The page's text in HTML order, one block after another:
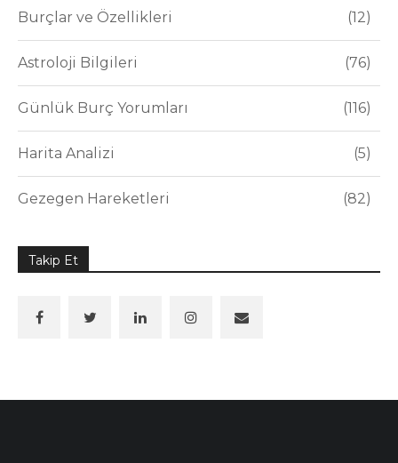
Burçlar ve Özellikleri 12
Astroloji Bilgileri 76
Günlük Burç Yorumları 116
Harita Analizi 5
Gezegen Hareketleri 82
Takip Et